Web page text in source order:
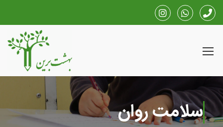
سلامت روان